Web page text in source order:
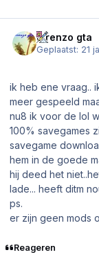
lorenzo gta
Geplaatst: 21
ik heb ene vraag..
meer gespeeld
nu8 ik voor de lol
100% savegames
savegame
hem in de goede
hij deed het
lade... heeft ditm
ps.
er zijn geen mods
Reageren